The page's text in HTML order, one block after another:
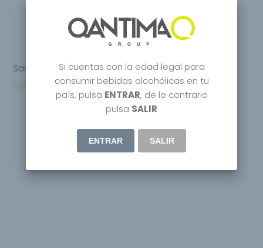
Sassicaia Tenuta San Guido 1998
695.95
Si cuentas con la edad legal para
consumir bebidas alcohólicas en tu
país, pulsa ENTRAR, de lo contrario
pulsa SALIR
ENTRAR SALIR